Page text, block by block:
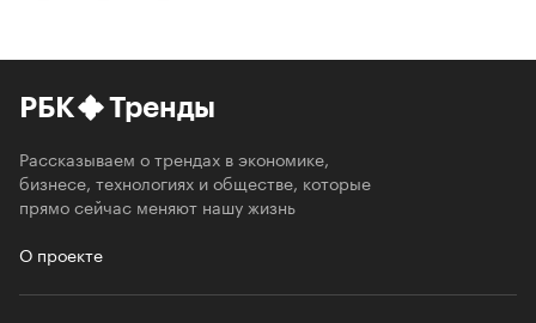
РБК Тренды
Рассказываем о трендах в экономике,
бизнесе, технологиях и обществе, которые
прямо сейчас меняют нашу жизнь
О проекте